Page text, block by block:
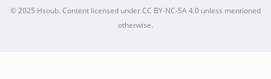
© 2025Hsoub.Content licensed underCC BY-NC-SA 4.0unless mentioned
otherwise.